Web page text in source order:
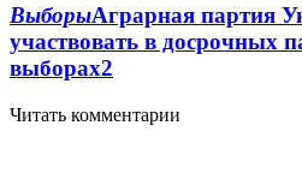
ВыборыАграрная партия
участвовать в досрочных
выборах2
Читать комментарии